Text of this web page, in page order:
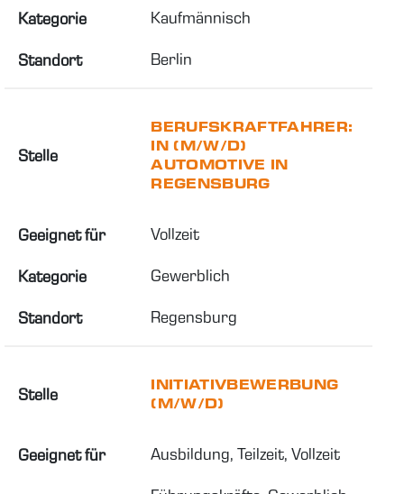
Kategorie Kaufmännisch
Standort Berlin
Stelle
BERUFSKRAFTFAHRER:
IN (M/W/D)
AUTOMOTIVE IN
REGENSBURG
Geeignet für Vollzeit
Kategorie Gewerblich
Standort Regensburg
Stelle
INITIATIVBEWERBUNG
(M/W/D)
Geeignet für Ausbildung, Teilzeit, Vollzeit